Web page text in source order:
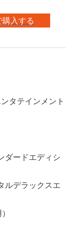
入する
タテインメント
ダードエディシ
デラックスエ